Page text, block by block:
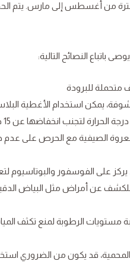
باتباع النصائح التالية:
متحملة للبرودة
يمكن استخدام الأغطية
لتجنب انخفاضها عن 15 درجة مئوية ليلاً.
بالعروة الصيفية مع الحرص على
على الفوسفور والبوتاسيوم
للكشف عن أمراض مثل البياض
مستويات الرطوبة لمنع تكثف
المحمية، قد يكون من الضروري